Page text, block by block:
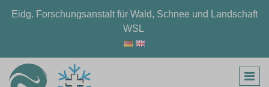
Eidg. Forschungsanstalt für Wald, Schnee und Landschaft
WSL